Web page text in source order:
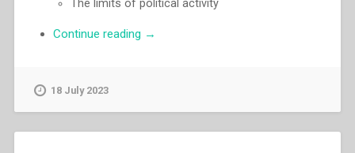
The limits of political activity
Continue reading “Luigi
→
18 July 2023